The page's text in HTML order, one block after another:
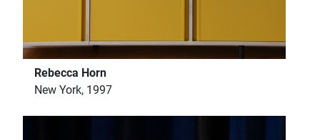
Rebecca Horn
New York, 1997